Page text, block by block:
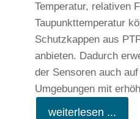
Temperatur, relativen
Taupunkttemperatur
Schutzkappen aus
anbieten. Dadurch
der Sensoren auch
Umgebungen mit
weiterlesen ...